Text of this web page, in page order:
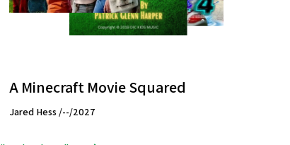
A Minecraft Movie Squared
Jared Hess /--/2027